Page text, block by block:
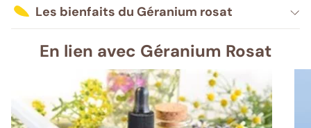
Les bienfaits du Géranium rosat
En lien avec Géranium Rosat